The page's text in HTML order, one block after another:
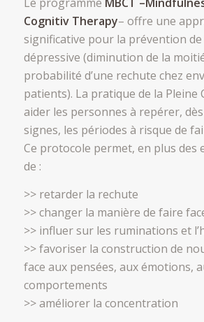
Le programme MBCT
Cognitiv Therapy– offre une
significative pour la prévention
dépressive (diminution de la
probabilité d’une rechute chez
patients). La pratique de la Pleine
aider les personnes à repérer,
signes, les périodes à risque de
Ce protocole permet, en plus des
de :
>> retarder la rechute
>> changer la manière de faire
>> influer sur les ruminations et
>> favoriser la construction de
face aux pensées, aux émotions,
comportements
>> améliorer la concentration